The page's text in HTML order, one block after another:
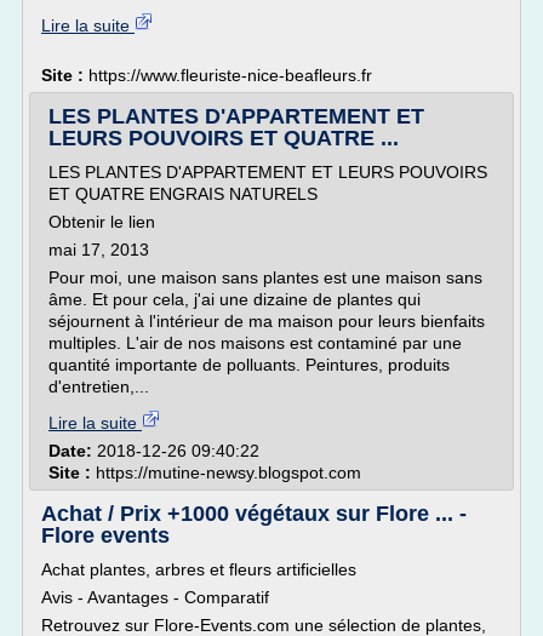
Lire la suite
Site : https://www.fleuriste-nice-beafleurs.fr
LES PLANTES D'APPARTEMENT ET
LEURS POUVOIRS ET QUATRE ...
LES PLANTES D'APPARTEMENT ET LEURS POUVOIRS
ET QUATRE ENGRAIS NATURELS
Obtenir le lien
mai 17, 2013
Pour moi, une maison sans plantes est une maison sans
âme. Et pour cela, j'ai une dizaine de plantes qui
séjournent à l'intérieur de ma maison pour leurs bienfaits
multiples. L'air de nos maisons est contaminé par une
quantité importante de polluants. Peintures, produits
d'entretien,...
Lire la suite
Date: 2018-12-26 09:40:22
Site : https://mutine-newsy.blogspot.com
Achat / Prix +1000 végétaux sur Flore ... -
Flore events
Achat plantes, arbres et fleurs artificielles
Avis - Avantages - Comparatif
Retrouvez sur Flore-Events.com une sélection de plantes,